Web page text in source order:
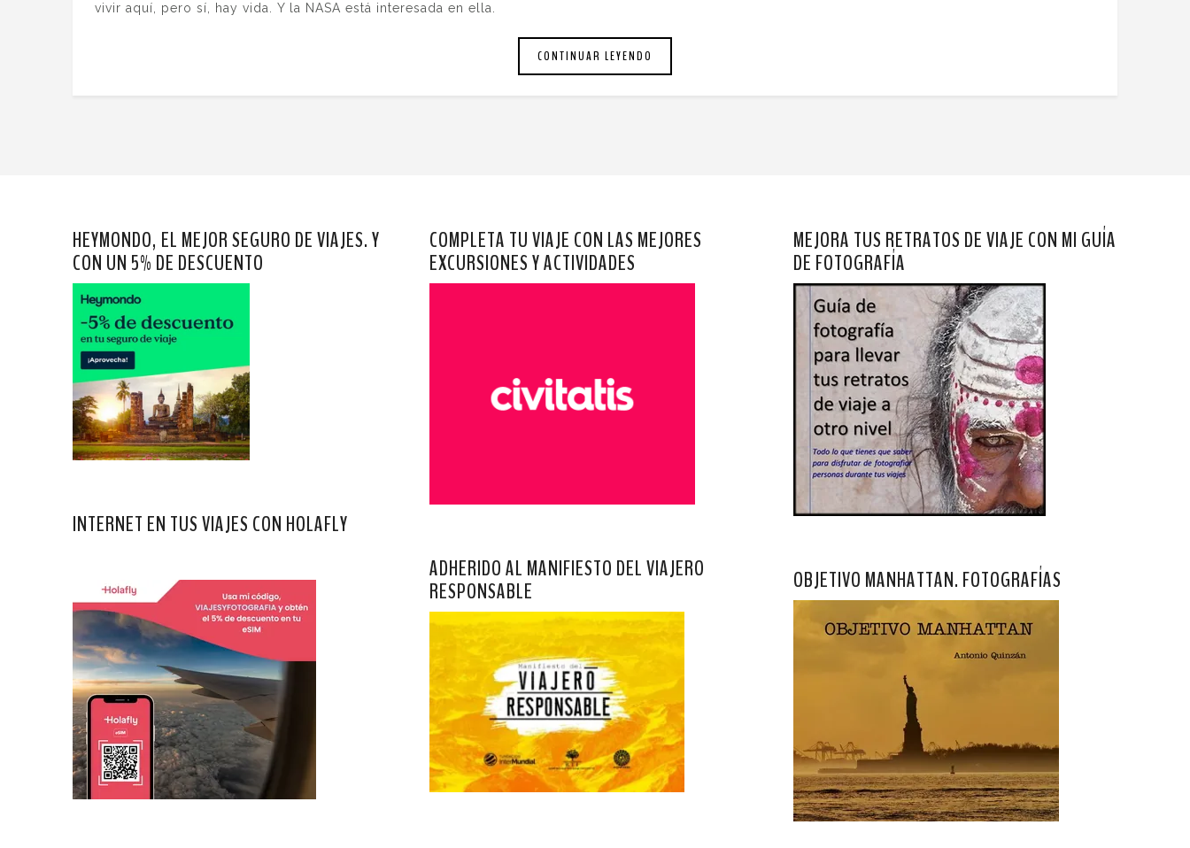
vivir aquí, pero sí, hay vida. Y la NASA está interesada en ella.
CONTINUAR LEYENDO
HEYMONDO, EL MEJOR SEGURO DE VIAJES. Y
CON UN 5% DE DESCUENTO
INTERNET EN TUS VIAJES CON HOLAFLY
COMPLETA TU VIAJE CON LAS MEJORES
EXCURSIONES Y ACTIVIDADES
ADHERIDO AL MANIFIESTO DEL VIAJERO
RESPONSABLE
MEJORA TUS RETRATOS DE VIAJE CON MI GUÍA
DE FOTOGRAFÍA
OBJETIVO MANHATTAN. FOTOGRAFÍAS